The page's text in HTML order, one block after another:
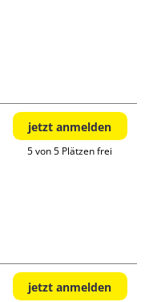
jetzt anmelden
5 von 5 Plätzen frei
jetzt anmelden